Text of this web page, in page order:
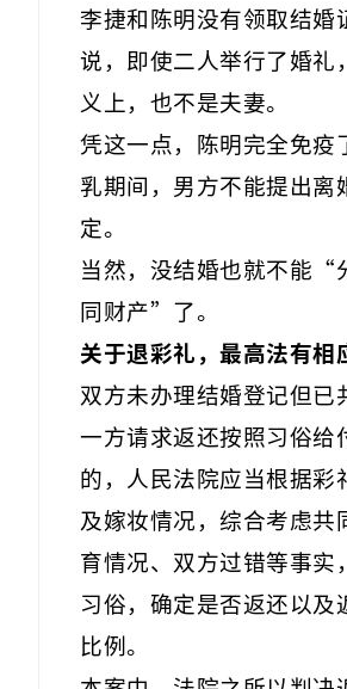
李捷和陈明没有领取结婚
说，即使二人举行了婚礼
义上，也不是夫妻。
凭这一点，陈明完全免
乳期间，男方不能提出
定。
当然，没结婚也就不能“
同财产”了。
关于退彩礼，最高法有相
双方未办理结婚登记但已
一方请求返还按照习俗给
的，人民法院应当根据彩
及嫁妆情况，综合考虑共
育情况、双方过错等事实
习俗，确定是否返还以及
比例。